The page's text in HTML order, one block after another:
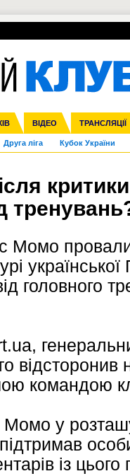
ВІДЕО ТРАНСЛЯЦІЇ
Друга ліга Кубок України
Ліга націй Ліга
Франція Інші
конфедерацій ЧЄ-2015 (U-
УПЛ-ПЕРЕХОДИ
Момо
головного
відсторонив
командою
Момо у
із цього